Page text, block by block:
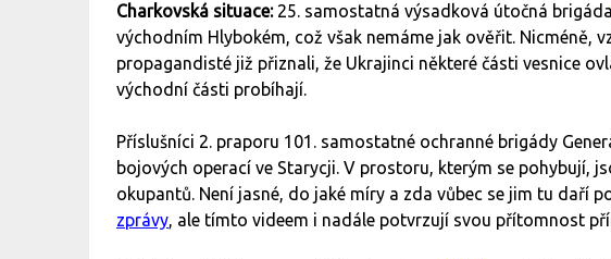
Charkovská situace: 25. samostatná výsadková útočná brigáda
východním Hlybokém, což však nemáme jak ověřit. Nicméně,
propagandisté již přiznali, že Ukrajinci některé části vesnice
východní části probíhají.
Příslušníci 2. praporu 101. samostatné ochranné brigády
bojových operací ve Starycji. V prostoru, kterým se pohybují,
okupantů. Není jasné, do jaké míry a zda vůbec se jim tu daří
zprávy, ale tímto videem i nadále potvrzují svou přítomnost